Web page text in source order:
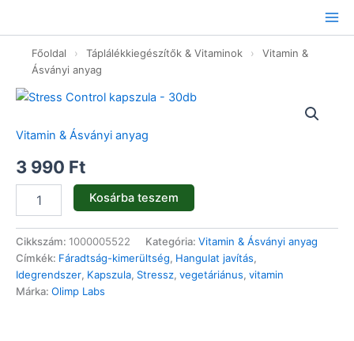
tartalomhoz
Főoldal › Táplálékkiegészítők & Vitaminok ›
Vitamin &
Ásványi anyag
Vitamin & Ásványi anyag
3 990 Ft
Stress
-
30db
mennyiség
Kosárba teszem
Cikkszám: 1000005522 Kategória: Vitamin & Ásványi anyag
Címkék: Fáradtság-kimerültség, Hangulat javítás,
Idegrendszer, Kapszula, Stressz, vegetáriánus, vitamin
Márka: Olimp Labs